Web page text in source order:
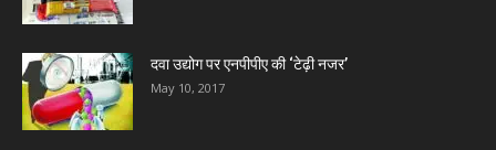
दवा उद्योग पर एनपीपीए की ‘टेढ़ी नजर’
May 10, 2017